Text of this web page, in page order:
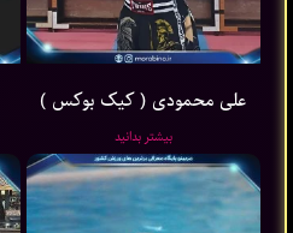
علی محمودی ( کیک بوکس )
بیشتر بدانید